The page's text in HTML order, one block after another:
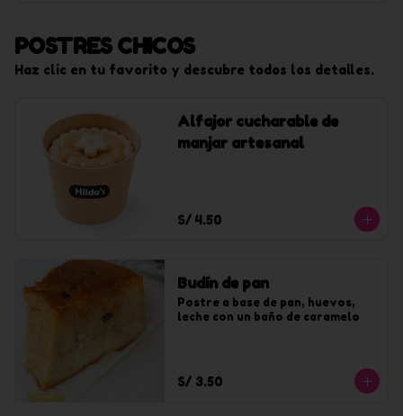
POSTRES CHICOS
Haz clic en tu favorito y descubre todos los detalles.
Alfajor cucharable de
manjar artesanal
S/ 4.50
Budín de pan
Postre a base de pan, huevos,
leche con un baño de caramelo
S/ 3.50